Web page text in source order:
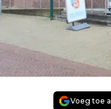
Voeg toe